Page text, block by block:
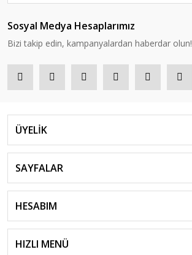
Sosyal Medya Hesaplarımız
Bizi takip edin, kampanyalardan haberdar olun!
ÜYELİK
SAYFALAR
HESABIM
HIZLI MENÜ